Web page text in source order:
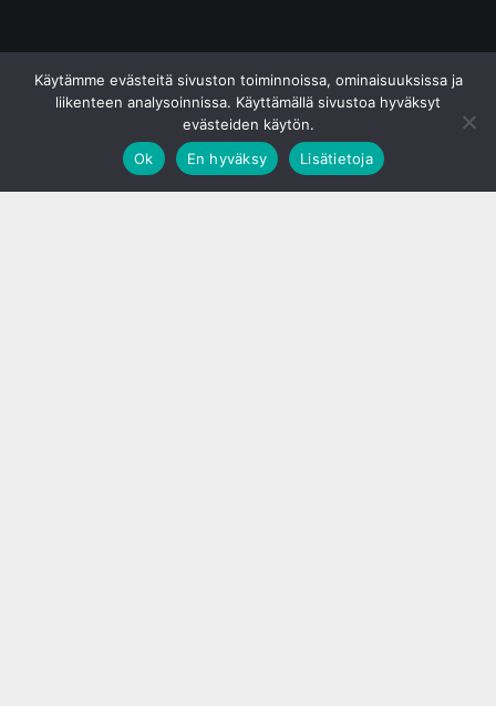
Käytämme evästeitä sivuston toiminnoissa, ominaisuuksissa ja
liikenteen analysoinnissa. Käyttämällä sivustoa hyväksyt
evästeiden käytön.
Ok
En hyväksy Lisätietoja